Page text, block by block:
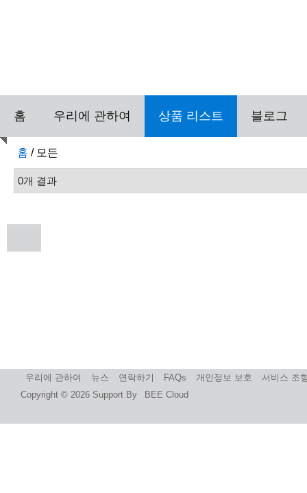
홈 우리에 관하여 상품 리스트 블로그
홈 / 모든
0개 결과
우리에 관하여 뉴스 연락하기 FAQs 개인정보 보호
서비스 조
Copyright © 2026 Support By BEE Cloud